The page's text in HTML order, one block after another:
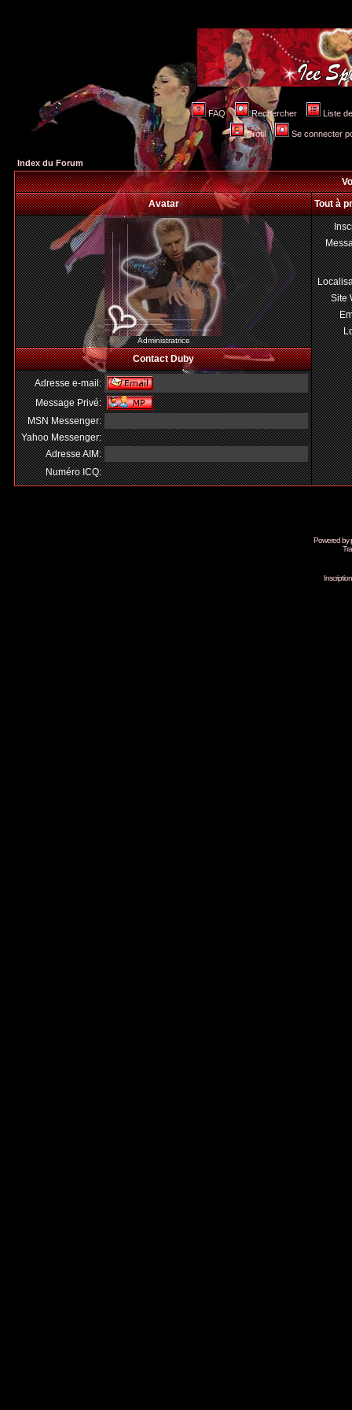
FAQ Rechercher Liste
Profil Se connecter
Index du Forum
Avatar
Tout à
Administratrice
Site
Contact Duby
Adresse e-mail:
Message Privé:
MSN Messenger:
Yahoo Messenger:
Adresse AIM:
Numéro ICQ:
Powered by